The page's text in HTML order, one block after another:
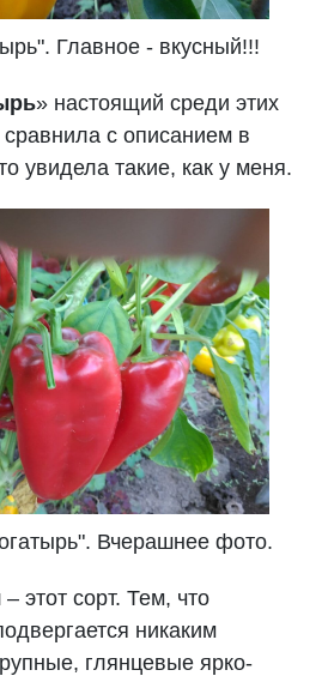
Главное - вкусный!!!
» настоящий среди этих
с описанием в
увидела такие, как у меня.
Вчерашнее фото.
этот сорт. Тем, что
никаким
глянцевые ярко-